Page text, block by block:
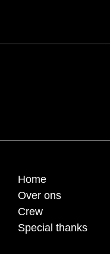
Home
Over ons
Crew
Special thanks